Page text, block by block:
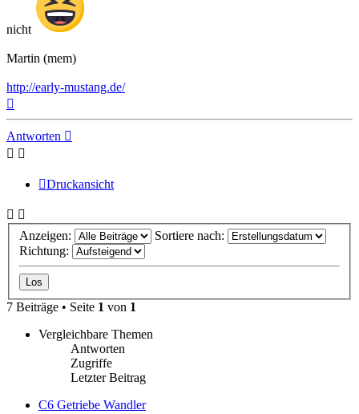
nicht
Martin (mem)
http://early-mustang.de/
Antworten
Druckansicht
Anzeigen:
Sortiere nach:
Richtung:
7 Beiträge • Seite 1 von 1
Vergleichbare Themen
Antworten
Zugriffe
Letzter Beitrag
C6 Getriebe Wandler